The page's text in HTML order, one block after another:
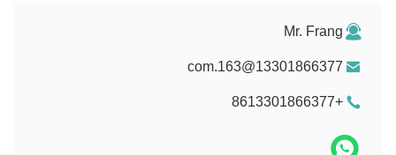
Mr. Frang
13301866377@163.com
+8613301866377